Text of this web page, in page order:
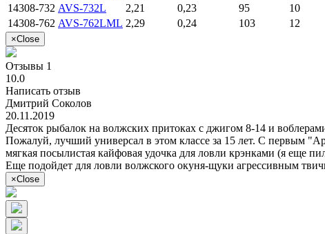
14308-732 AVS-732L 2,21 0,23 95 10
14308-762 AVS-762LML 2,29 0,24 103 12
×Close
Отзывы 1
10.0
Написать отзыв
Дмитрий Соколов
20.11.2019
Десяток рыбалок на волжских притоках с джигом 8-14 и
Пожалуй, лучший универсал в этом классе за 15 лет. С первым
мягкая посылистая кайфовая удочка для ловли крэнками (я еще
Еще подойдет для ловли волжского окуня-щуки агрессивным
×Close